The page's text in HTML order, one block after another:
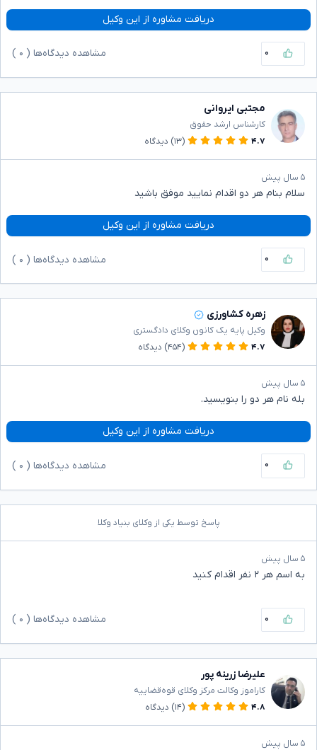
دریافت مشاوره از این وکیل
۰ مشاهده دیدگاه‌ها ( ۰
مجتبی ایروانی
کارشناس ارشد حقوق
۴.۷
(۱۳) دیدگاه
۵ سال پیش
سلام بنام هر دو اقدام نمایید موفق باشید
دریافت مشاوره از این وکیل
۰ مشاهده دیدگاه‌ها ( ۰
زهره کشاورزی
وکیل پایه یک کانون وکلای دادگستری
۴.۷
(۴۵۴) دیدگاه
۵ سال پیش
بله نام هر دو را بنویسید.
دریافت مشاوره از این وکیل
۰ مشاهده دیدگاه‌ها ( ۰
پاسخ توسط یکی از وکلای بنیاد وکلا
۵ سال پیش
به اسم هر ۲ نفر اقدام کنید
۰ مشاهده دیدگاه‌ها ( ۰
علیرضا زرینه پور
کاراموز وکالت مرکز وکلای قوه‌قضاییه
۴.۸
(۱۴) دیدگاه
۵ سال پیش